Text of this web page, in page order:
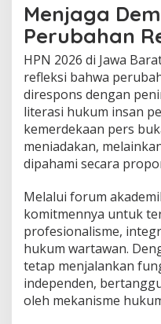
Menjaga
Perubahan
HPN 2026 di Jawa
refleksi bahwa
direspons dengan
literasi hukum insan
kemerdekaan pers
meniadakan,
dipahami secara
Melalui forum
komitmennya untuk
profesionalisme,
hukum wartawan.
tetap menjalankan
independen,
oleh mekanisme